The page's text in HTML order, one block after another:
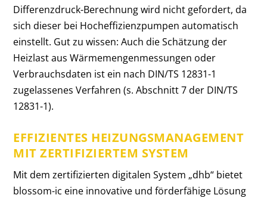
Differenzdruck-Berechnung wird nicht gefordert, da
sich dieser bei Hocheffizienzpumpen automatisch
einstellt. Gut zu wissen: Auch die Schätzung der
Heizlast aus Wärmemengenmessungen oder
Verbrauchsdaten ist ein nach DIN/TS 12831-1
zugelassenes Verfahren (s. Abschnitt 7 der DIN/TS
12831-1).
EFFIZIENTES HEIZUNGSMANAGEMENT
MIT ZERTIFIZIERTEM SYSTEM
Mit dem zertifizierten digitalen System „dhb“ bietet
blossom-ic eine innovative und förderfähige Lösung